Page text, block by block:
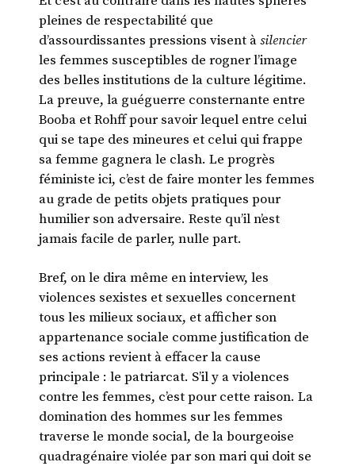
pleines de respectabilité que
d’assourdissantes pressions visent àsilencier
les femmes susceptibles de rogner l’image
des belles institutions de la culture légitime.
La preuve, la guéguerre consternante entre
Booba et Rohff pour savoir lequel entre celui
qui se tape des mineures et celui qui frappe
sa femme gagnera le clash. Le progrès
féministe ici, c’est de faire monter les femmes
au grade de petits objets pratiques pour
humilier son adversaire. Reste qu’il n’est
jamais facile de parler, nulle part.
Bref, on le dira même en interview, les
violences sexistes et sexuelles concernent
tous les milieux sociaux, et afficher son
appartenance sociale comme justification de
ses actions revient à effacer la cause
principale : le patriarcat. S’il y a violences
contre les femmes, c’est pour cette raison. La
domination des hommes sur les femmes
traverse le monde social, de la bourgeoise
quadragénaire violée par son mari qui doit se